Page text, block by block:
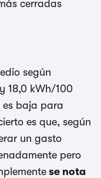
cerradas
según
18,0 kWh/100
es baja para
es que, según
un gasto
pero
se nota